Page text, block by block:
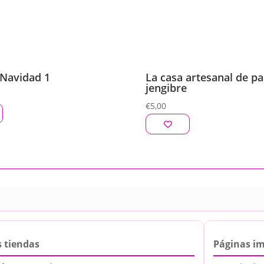
1 La casa artesanal de
jengibre
€5,00
tiendas
Páginas